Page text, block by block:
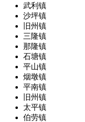
武利镇
沙坪镇
旧州镇
三隆镇
那隆镇
石塘镇
平山镇
烟墩镇
平南镇
旧州镇
太平镇
伯劳镇